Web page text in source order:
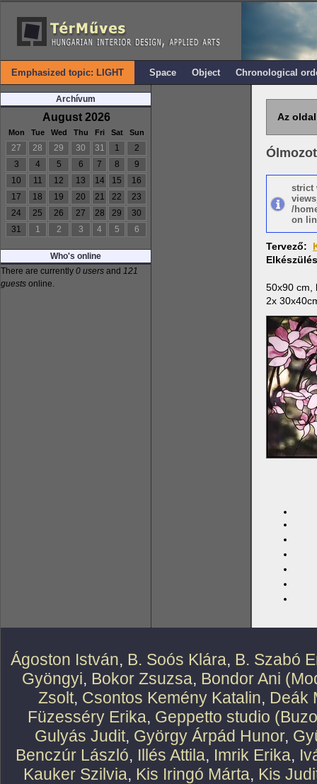
Emphasized topic: LIGHT Space Object Chronological
Archívum
August 2026
Mon Tue Wed Thu Fri Sat Sun
27 28 29 30 31 1
2
3
4 5 6 7 8
9
10
11 12 13 14 15
16
17
18 19 20 21 22
23
24
25 26 27 28 29
30
31
1 2 3 4 5 6
Who's online
There are currently 0 users and 121
guests online.
Az
strict
/
on
Tervező:
50x90 cm,
2x
Ágoston István, B. Soós Klára, B. Szabó
Gyöngyi, Bokor Zsuzsa, Bondor Ani
Zsolt, Csontos Kemény Katalin, Deák
Füzesséry Erika, Geppetto studio
Gulyás Judit, György Árpád Hunor,
Benczúr László, Illés Attila, Imrik Erika,
Kauker Szilvia, Kis Iringó Márta, Kis